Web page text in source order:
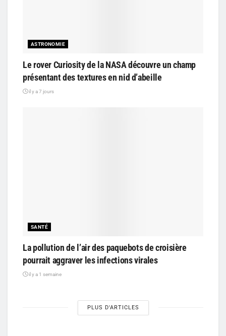
ASTRONOMIE
Le rover Curiosity de la NASA découvre un champ
présentant des textures en nid d’abeille
il y a 7 jours
SANTÉ
La pollution de l’air des paquebots de croisière
pourrait aggraver les infections virales
il y a 1 semaine
PLUS D'ARTICLES